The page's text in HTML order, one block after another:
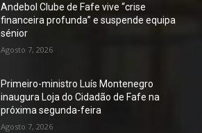
Andebol Clube de Fafe vive “crise
financeira profunda” e suspende equipa
sénior
Agosto 7, 2026
Primeiro-ministro Luís Montenegro
inaugura Loja do Cidadão de Fafe na
próxima segunda-feira
Agosto 7, 2026